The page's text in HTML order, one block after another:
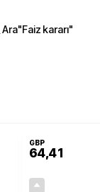
Ara"Faiz kararı"
GBP
64,41